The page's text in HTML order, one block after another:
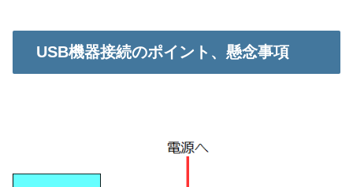
USB機器接続のポイント、懸念事項